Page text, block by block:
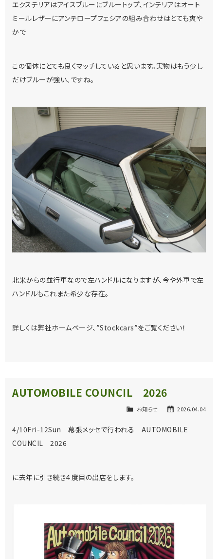
エクステリアはアイスブルーにブルートップ、インテリアはオート
ミールレザーにアンテロープフェシアの組み合わせはとても爽や
かで
この個体にとても良くマッチしていると思います。実物はもう少し
だけブルーが強い、ですね。
北米からの並行車なので左ハンドルになりますが、今や外車で左
ハンドルもこれまた希少な存在。
詳しくは弊社ホームページ、”Stockcars”をご覧ください！
AUTOMOBILE COUNCIL 2026
2026.04.04
お知らせ
4/10Fri-12Sun 幕張メッセで行われる AUTOMOBILE
COUNCIL 2026
に去年に引き続き４度目の出店をします。